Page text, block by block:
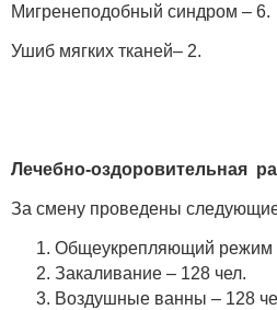
Мигренеподобный синдром – 6.
Ушиб мягких тканей– 2.
Лечебно-оздоровительная
За смену проведены
Общеукрепляющий режим
Закаливание – 128 чел.
Воздушные ванны – 128